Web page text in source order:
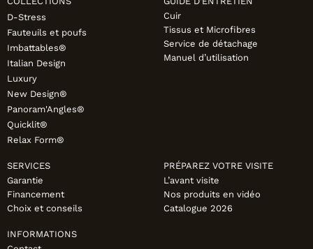
D-Stress
Fauteuils et poufs
Imbattables®
Italian Design
Luxury
New Design®
Panoram'Angles®
Quicklit®
Relax Form®
Cuir
Tissus et Microfibres
Service de détachage
Manuel d’utilisation
SERVICES
Garantie
Financement
Choix et conseils
PRÉPAREZ VOTRE VISITE
L’avant visite
Nos produits en vidéo
Catalogue 2026
INFORMATIONS